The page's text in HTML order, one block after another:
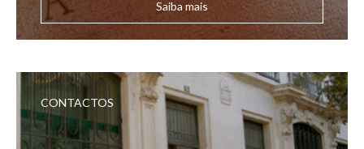
Saiba mais
CONTACTOS